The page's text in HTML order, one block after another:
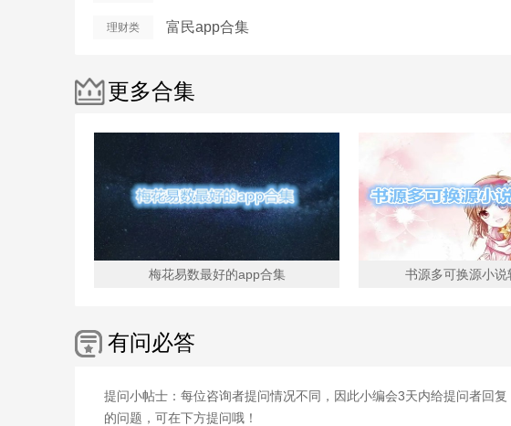
理财类 富民app合集
更多合集
梅花易数最好的app合集 书源多可换源小说
有问必答
提问小帖士： 每位咨询者提问情况不同，因此小编会3天内给提问者回
的问题，可在下方提问哦！